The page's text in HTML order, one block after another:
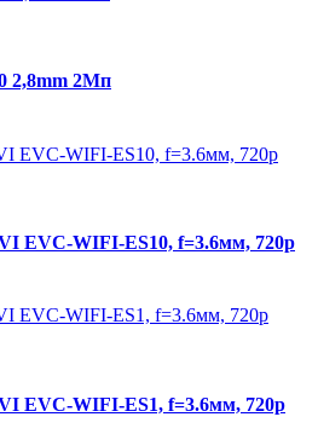
2,8mm 2Мп
EVC-WIFI-ES10, f=3.6мм, 720p
EVC-WIFI-ES1, f=3.6мм, 720p